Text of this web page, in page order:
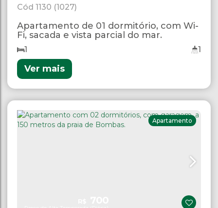
1130 (1027)
Apartamento de 01 dormitório, com Wi-
Fi, sacada e vista parcial do mar.
1 1
Ver mais
Apartamento